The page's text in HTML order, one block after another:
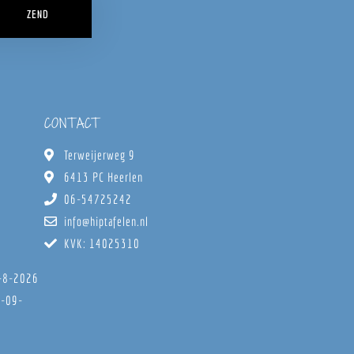
ZEND
2026
09-
CONTACT
Terweijerweg 9
6413 PC Heerlen
06-54725242
info@hiptafelen.nl
KVK: 14025310